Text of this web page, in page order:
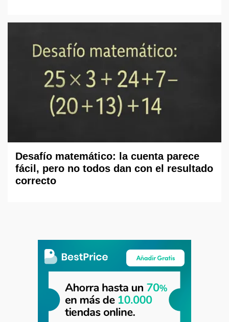
Desafío matemático: la cuenta parece
fácil, pero no todos dan con el resultado
correcto